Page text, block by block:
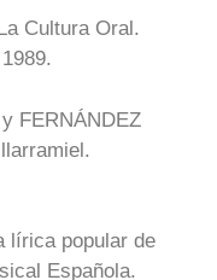
Cultura Oral.
FERNÁNDEZ
lírica popular de
Española.